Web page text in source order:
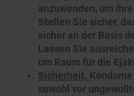
anzuwenden, um
Stellen Sie sicher,
sicher an der Basis
Lassen Sie
um Raum für die
Sicherheit.
sowohl vor